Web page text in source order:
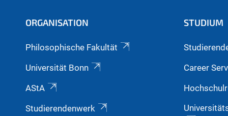
ORGANISATION
Philosophische Fakultät
Universität Bonn
AStA
Studierendenwerk
STUDIUM
Career